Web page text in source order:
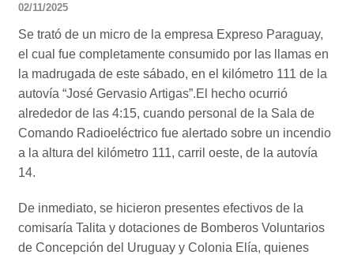
02/11/2025
Se trató de un micro de la empresa Expreso Paraguay,
el cual fue completamente consumido por las llamas en
la madrugada de este sábado, en el kilómetro 111 de la
autovía “José Gervasio Artigas”.El hecho ocurrió
alrededor de las 4:15, cuando personal de la Sala de
Comando Radioeléctrico fue alertado sobre un incendio
a la altura del kilómetro 111, carril oeste, de la autovía
14.
De inmediato, se hicieron presentes efectivos de la
comisaría Talita y dotaciones de Bomberos Voluntarios
de Concepción del Uruguay y Colonia Elía, quienes